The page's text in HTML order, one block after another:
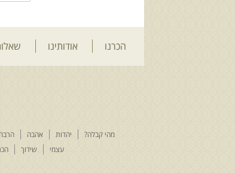
הכרנו אודותינו
מהי קבלה? יהדות אהבה
עצמי
שידוך